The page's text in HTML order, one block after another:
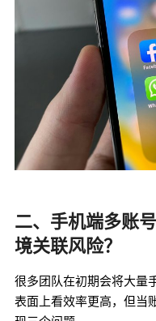
二、手机端多账
境关联风险？
很多团队在初期会将大量
表面上看效率更高，但当